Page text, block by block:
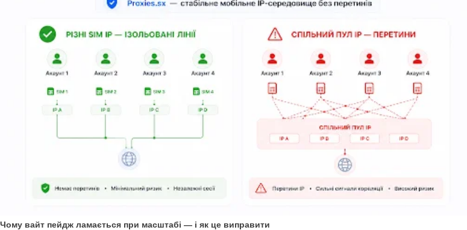
Чому вайт пейдж ламається при масштабі — і як це виправити